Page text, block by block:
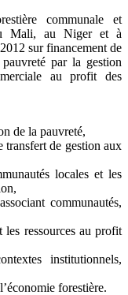
communale et
Mali, au Niger et à
sur financement de
par la gestion
au profit des
de la pauvreté,
transfert de gestion aux
locales et les
communautés,
ressources au profit
institutionnels,
forestière.